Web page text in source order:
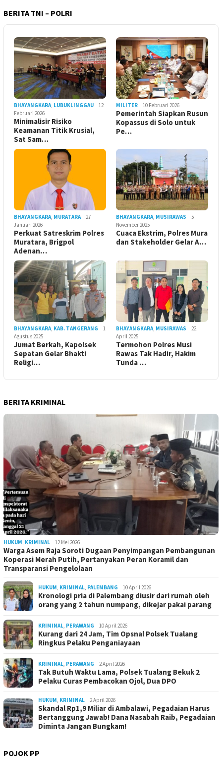
BERITA TNI – POLRI
BHAYANGKARA, LUBUKLINGGAU
12
Februari 2026
Minimalisir Risiko
Keamanan Titik Krusial,
Sat Sam…
MILITER 10 Februari 2026
Pemerintah Siapkan Rusun
Kopassus di Solo untuk
Pe…
BHAYANGKARA, MURATARA
27
Januari 2026
Perkuat Satreskrim Polres
Muratara, Brigpol
Adenan…
BHAYANGKARA, MUSIRAWAS
5
November 2025
Cuaca Ekstrim, Polres Mura
dan Stakeholder Gelar A…
BHAYANGKARA, KAB. TANGERANG
1
Agustus 2025
Jumat Berkah, Kapolsek
Sepatan Gelar Bhakti
Religi…
BHAYANGKARA, MUSIRAWAS
22
April 2025
Termohon Polres Musi
Rawas Tak Hadir, Hakim
Tunda …
BERITA KRIMINAL
HUKUM, KRIMINAL 12 Mei 2026
Warga Asem Raja Soroti Dugaan Penyimpangan Pembangunan
Koperasi Merah Putih, Pertanyakan Peran Koramil dan
Transparansi Pengelolaan
HUKUM, KRIMINAL, PALEMBANG 10 April 2026
Kronologi pria di Palembang diusir dari rumah oleh
orang yang 2 tahun numpang, dikejar pakai parang
KRIMINAL, PERAWANG 10 April 2026
Kurang dari 24 Jam, Tim Opsnal Polsek Tualang
Ringkus Pelaku Penganiayaan
KRIMINAL, PERAWANG 2 April 2026
Tak Butuh Waktu Lama, Polsek Tualang Bekuk 2
Pelaku Curas Pembacokan Ojol, Dua DPO
HUKUM, KRIMINAL 2 April 2026
Skandal Rp1,9 Miliar di Ambalawi, Pegadaian Harus
Bertanggung Jawab! Dana Nasabah Raib, Pegadaian
Diminta Jangan Bungkam!
POJOK PP